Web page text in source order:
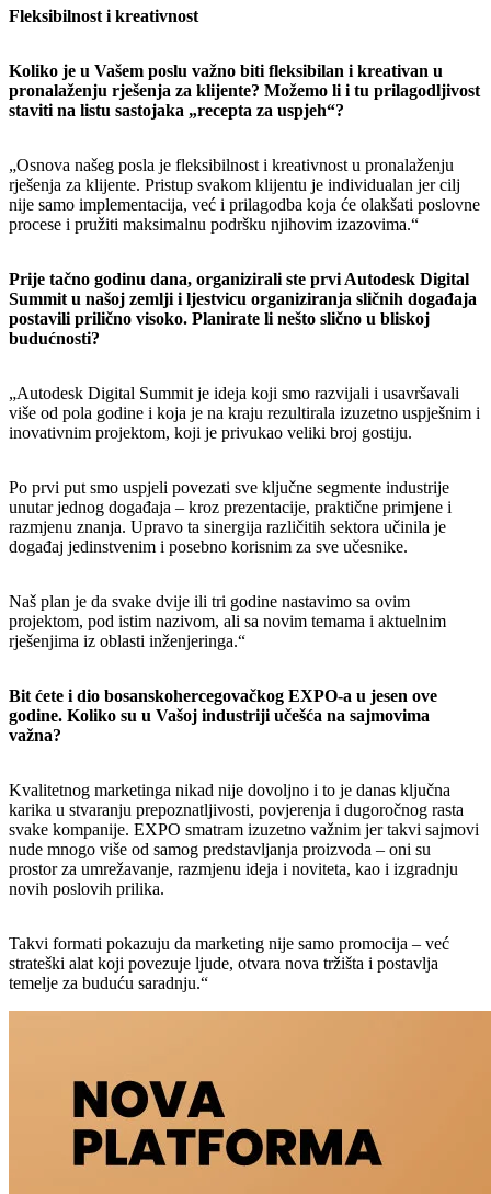
Fleksibilnost i kreativnost
Koliko je u Vašem poslu važno biti fleksibilan i kreativan u
pronalaženju rješenja za klijente? Možemo li i tu prilagodljivost
staviti na listu sastojaka „recepta za uspjeh“?
„Osnova našeg posla je fleksibilnost i kreativnost u pronalaženju
rješenja za klijente. Pristup svakom klijentu je individualan jer cilj
nije samo implementacija, već i prilagodba koja će olakšati poslovne
procese i pružiti maksimalnu podršku njihovim izazovima.“
Prije tačno godinu dana, organizirali ste prvi Autodesk Digital
Summit u našoj zemlji i ljestvicu organiziranja sličnih događaja
postavili prilično visoko. Planirate li nešto slično u bliskoj
budućnosti?
„Autodesk Digital Summit je ideja koji smo razvijali i usavršavali
više od pola godine i koja je na kraju rezultirala izuzetno uspješnim i
inovativnim projektom, koji je privukao veliki broj gostiju.
Po prvi put smo uspjeli povezati sve ključne segmente industrije
unutar jednog događaja – kroz prezentacije, praktične primjene i
razmjenu znanja. Upravo ta sinergija različitih sektora učinila je
događaj jedinstvenim i posebno korisnim za sve učesnike.
Naš plan je da svake dvije ili tri godine nastavimo sa ovim
projektom, pod istim nazivom, ali sa novim temama i aktuelnim
rješenjima iz oblasti inženjeringa.“
Bit ćete i dio bosanskohercegovačkog EXPO-a u jesen ove
godine. Koliko su u Vašoj industriji učešća na sajmovima
važna?
Kvalitetnog marketinga nikad nije dovoljno i to je danas ključna
karika u stvaranju prepoznatljivosti, povjerenja i dugoročnog rasta
svake kompanije. EXPO smatram izuzetno važnim jer takvi sajmovi
nude mnogo više od samog predstavljanja proizvoda – oni su
prostor za umrežavanje, razmjenu ideja i noviteta, kao i izgradnju
novih poslovih prilika.
Takvi formati pokazuju da marketing nije samo promocija – već
strateški alat koji povezuje ljude, otvara nova tržišta i postavlja
temelje za buduću saradnju.“